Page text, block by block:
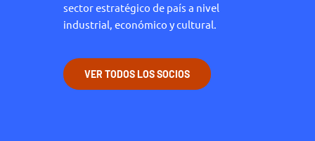
sector estratégico de país a nivel
industrial, económico y cultural.
VER TODOS LOS SOCIOS